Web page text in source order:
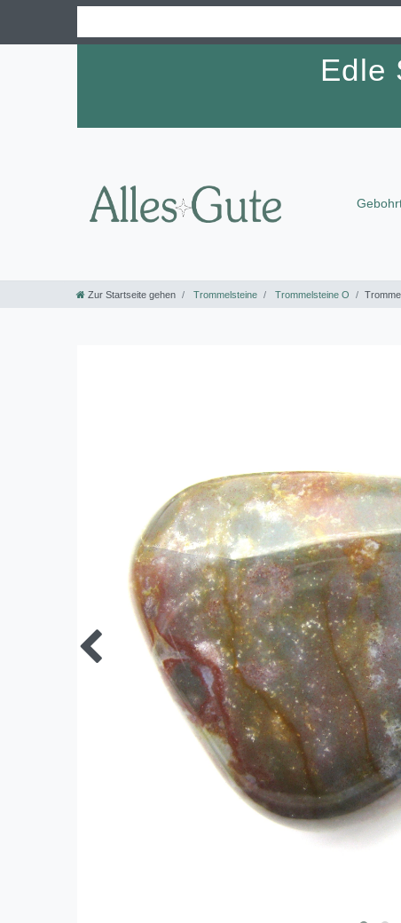
Edle
Zur Startseite gehen Trommelsteine Trommelsteine O